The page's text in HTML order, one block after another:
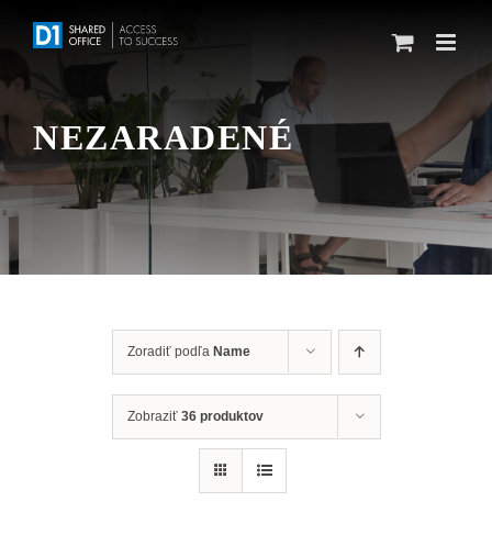
NEZARADENÉ
Zoradiť podľa Name
Zobraziť 36 produktov